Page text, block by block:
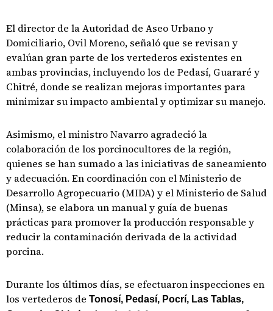
El director de la Autoridad de Aseo Urbano y
Domiciliario, Ovil Moreno, señaló que se revisan y
evalúan gran parte de los vertederos existentes en
ambas provincias, incluyendo los de Pedasí, Guararé y
Chitré, donde se realizan mejoras importantes para
minimizar su impacto ambiental y optimizar su manejo.
Asimismo, el ministro Navarro agradeció la
colaboración de los porcinocultores de la región,
quienes se han sumado a las iniciativas de saneamiento
y adecuación. En coordinación con el Ministerio de
Desarrollo Agropecuario (MIDA) y el Ministerio de Salud
(Minsa), se elabora un manual y guía de buenas
prácticas para promover la producción responsable y
reducir la contaminación derivada de la actividad
porcina.
Durante los últimos días, se efectuaron inspecciones en
los vertederos de Tonosí, Pedasí, Pocrí, Las Tablas,